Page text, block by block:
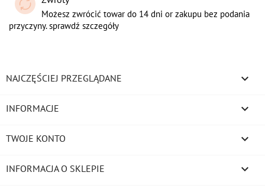
Możesz zwrócić towar do 14 dni or zakupu bez podania
przyczyny. sprawdź szczegóły
NAJCZĘŚCIEJ PRZEGLĄDANE 
INFORMACJE 
TWOJE KONTO 
INFORMACJA O SKLEPIE keyboard_arrow_down